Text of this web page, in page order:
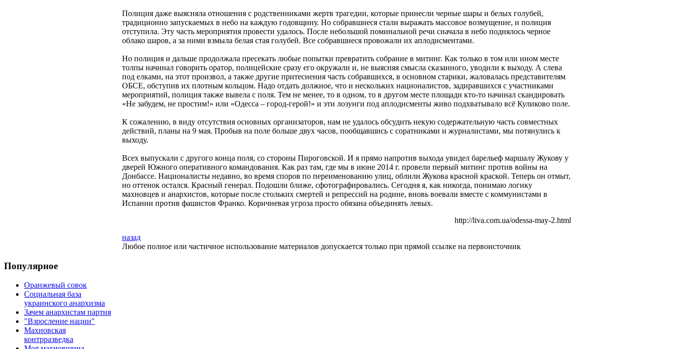
Полиция даже выясняла отношения с родственниками жертв трагедии, которые принесли черные шары и белых голубей,
традиционно запускаемых в небо на каждую годовщину. Но собравшиеся стали выражать массовое возмущение, и полиция
отступила. Эту часть мероприятия провести удалось. После небольшой поминальной речи сначала в небо поднялось черное
облако шаров, а за ними взмыла белая стая голубей. Все собравшиеся провожали их аплодисментами.
Но полиция и дальше продолжала пресекать любые попытки превратить собрание в митинг. Как только в том или ином месте
толпы начинал говорить оратор, полицейские сразу его окружали и, не выясняя смысла сказанного, уводили к выходу. А слева
под елками, на этот произвол, а также другие притеснения часть собравшихся, в основном старики, жаловалась представителям
ОБСЕ, обступив их плотным кольцом. Надо отдать должное, что и нескольких националистов, задиравшихся с участниками
мероприятий, полиция также вывела с поля. Тем не менее, то в одном, то в другом месте площади кто-то начинал скандировать
«Не забудем, не простим!» или «Одесса – город-герой!» и эти лозунги под аплодисменты живо подхватывало всё Куликово поле.
К сожалению, в виду отсутствия основных организаторов, нам не удалось обсудить некую содержательную часть совместных
действий, планы на 9 мая. Пробыв на поле больше двух часов, пообщавшись с соратниками и журналистами, мы потянулись к
выходу.
Всех выпускали с другого конца поля, со стороны Пироговской. И я прямо напротив выхода увидел барельеф маршалу Жукову у
дверей Южного оперативного командования. Как раз там, где мы в июне 2014 г. провели первый митинг против войны на
Донбассе. Националисты недавно, во время споров по переименованию улиц, облили Жукова красной краской. Теперь он отмыт,
но оттенок остался. Красный генерал. Подошли ближе, сфотографировались. Сегодня я, как никогда, понимаю логику
махновцев и анархистов, которые после стольких смертей и репрессий на родине, вновь воевали вместе с коммунистами в
Испании против фашистов Франко. Коричневая угроза просто обязана объединять левых.
http://liva.com.ua/odessa-may-2.html
назад
Любое полное или частичное использование материалов допускается только при прямой ссылке на первоисточник
Популярное
Оранжевый совок
Социальная база
украинского анархизма
Зачем анархистам партия
"Взросление нации"
Махновская
контрразведка